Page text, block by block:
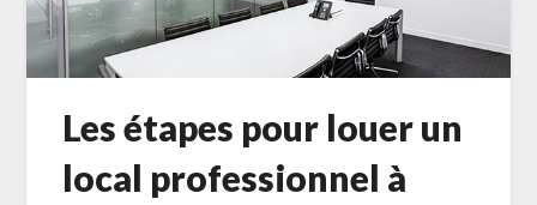
Les étapes pour louer un
local professionnel à